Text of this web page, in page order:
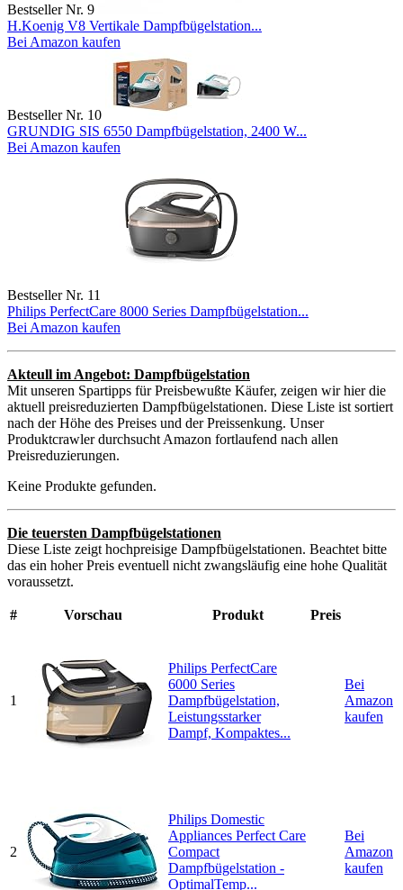
Bestseller Nr. 9
H.Koenig V8 Vertikale Dampfbügelstation...
Bei Amazon kaufen
Bestseller Nr. 10
GRUNDIG SIS 6550 Dampfbügelstation, 2400 W...
Bei Amazon kaufen
Bestseller Nr. 11
Philips PerfectCare 8000 Series Dampfbügelstation...
Bei Amazon kaufen
Akteull im Angebot: Dampfbügelstation
Mit unseren Spartipps für Preisbewußte Käufer, zeigen wir hier die
aktuell preisreduzierten Dampfbügelstationen. Diese Liste ist sortiert
nach der Höhe des Preises und der Preissenkung. Unser
Produktcrawler durchsucht Amazon fortlaufend nach allen
Preisreduzierungen.
Keine Produkte gefunden.
Die teuersten Dampfbügelstationen
Diese Liste zeigt hochpreisige Dampfbügelstationen. Beachtet bitte
das ein hoher Preis eventuell nicht zwangsläufig eine hohe Qualität
voraussetzt.
# Vorschau Produkt Preis
1
Philips PerfectCare
6000 Series
Dampfbügelstation,
Leistungsstarker
Dampf, Kompaktes...
Bei
Amazon
kaufen
2
Philips Domestic
Appliances Perfect Care
Compact
Dampfbügelstation -
OptimalTemp...
Bei
Amazon
kaufen